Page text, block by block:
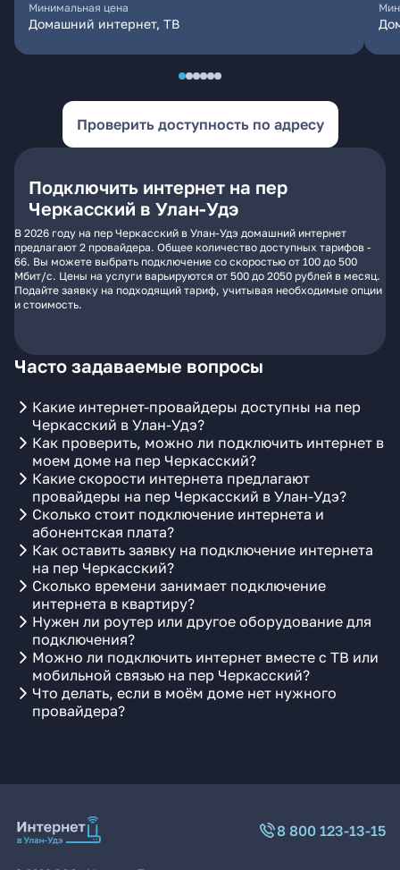
Минимальная цена
Домашний интернет, ТВ
Проверить доступность по адресу
Подключить интернет на пер
Черкасский в Улан-Удэ
В 2026 году на пер Черкасский в Улан-Удэ домашний интернет
предлагают 2 провайдера. Общее количество доступных тарифов -
66. Вы можете выбрать подключение со скоростью от 100 до 500
Мбит/с. Цены на услуги варьируются от 500 до 2050 рублей в месяц.
Подайте заявку на подходящий тариф, учитывая необходимые опции
и стоимость.
Часто задаваемые вопросы
Какие интернет-провайдеры доступны на пер
Черкасский в Улан-Удэ?
Как проверить, можно ли подключить интернет в
моем доме на пер Черкасский?
Какие скорости интернета предлагают
провайдеры на пер Черкасский в Улан-Удэ?
Сколько стоит подключение интернета и
абонентская плата?
Как оставить заявку на подключение интернета
на пер Черкасский?
Сколько времени занимает подключение
интернета в квартиру?
Нужен ли роутер или другое оборудование для
подключения?
Можно ли подключить интернет вместе с ТВ или
мобильной связью на пер Черкасский?
Что делать, если в моём доме нет нужного
провайдера?
8 800 123-13-15